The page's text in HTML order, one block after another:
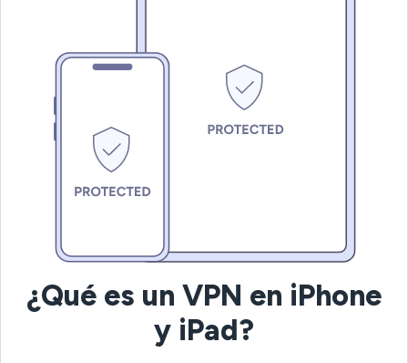
¿Qué es un VPN en iPhone
y iPad?